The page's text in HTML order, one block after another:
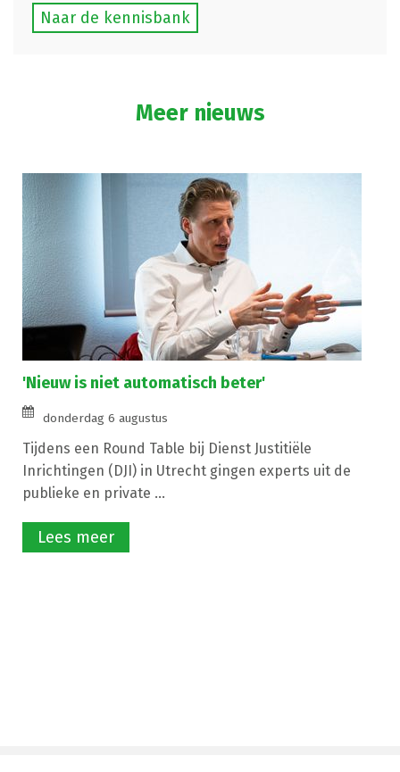
Naar de kennisbank
Meer nieuws
'Nieuw is niet automatisch beter'
donderdag 6 augustus
Tijdens een Round Table bij Dienst Justitiële
Inrichtingen (DJI) in Utrecht gingen experts uit de
publieke en private ...
Lees meer